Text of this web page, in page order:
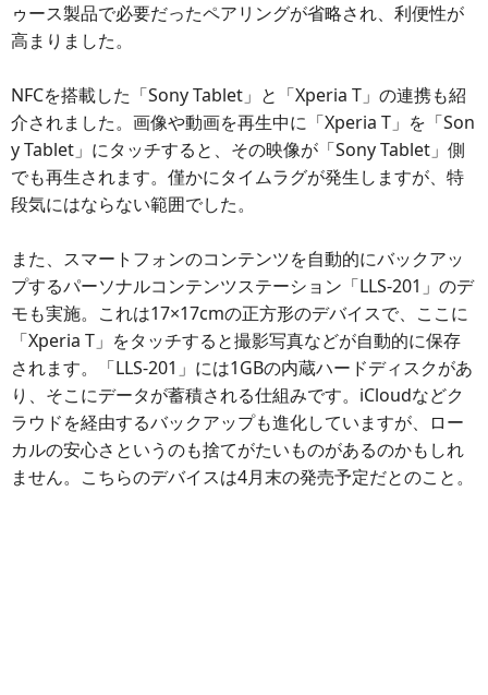
ゥース製品で必要だったペアリングが省略され、利便性が
高まりました。
NFCを搭載した「Sony Tablet」と「Xperia T」の連携も紹
介されました。画像や動画を再生中に「Xperia T」を「Son
y Tablet」にタッチすると、その映像が「Sony Tablet」側
でも再生されます。僅かにタイムラグが発生しますが、特
段気にはならない範囲でした。
また、スマートフォンのコンテンツを自動的にバックアッ
プするパーソナルコンテンツステーション「LLS-201」のデ
モも実施。これは17×17cmの正方形のデバイスで、ここに
「Xperia T」をタッチすると撮影写真などが自動的に保存
されます。「LLS-201」には1GBの内蔵ハードディスクがあ
り、そこにデータが蓄積される仕組みです。iCloudなどク
ラウドを経由するバックアップも進化していますが、ロー
カルの安心さというのも捨てがたいものがあるのかもしれ
ません。こちらのデバイスは4月末の発売予定だとのこと。